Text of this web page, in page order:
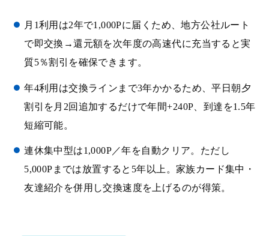
月1利用は2年で1,000Pに届くため、地方公社ルート
で即交換→還元額を次年度の高速代に充当すると実
質5％割引を確保できます。
年4利用は交換ラインまで3年かかるため、平日朝夕
割引を月2回追加するだけで年間+240P、到達を1.5年
短縮可能。
連休集中型は1,000P／年を自動クリア。ただし
5,000Pまでは放置すると5年以上。家族カード集中・
友達紹介を併用し交換速度を上げるのが得策。